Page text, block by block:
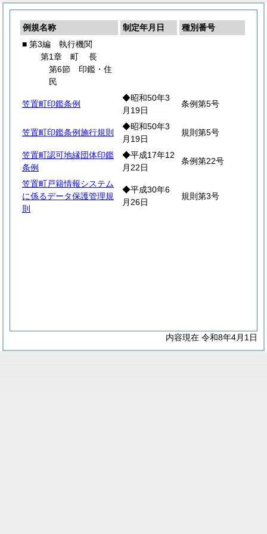
例規名称 制定年月日
種別番号
■ 第3編 執行機関
第1章 町長
第6節 印鑑・住
民
笠置町印鑑条例
◆昭和50年3
月19日
条例第5号
笠置町印鑑条例施行規則
◆昭和50年3
月19日
規則第5号
笠置町認可地縁団体印鑑
条例
◆平成17年12
月22日
条例第22号
笠置町戸籍情報システム
に係るデータ保護管理規
則
◆平成30年6
月26日
規則第3号
内容現在 令和8年4月1日